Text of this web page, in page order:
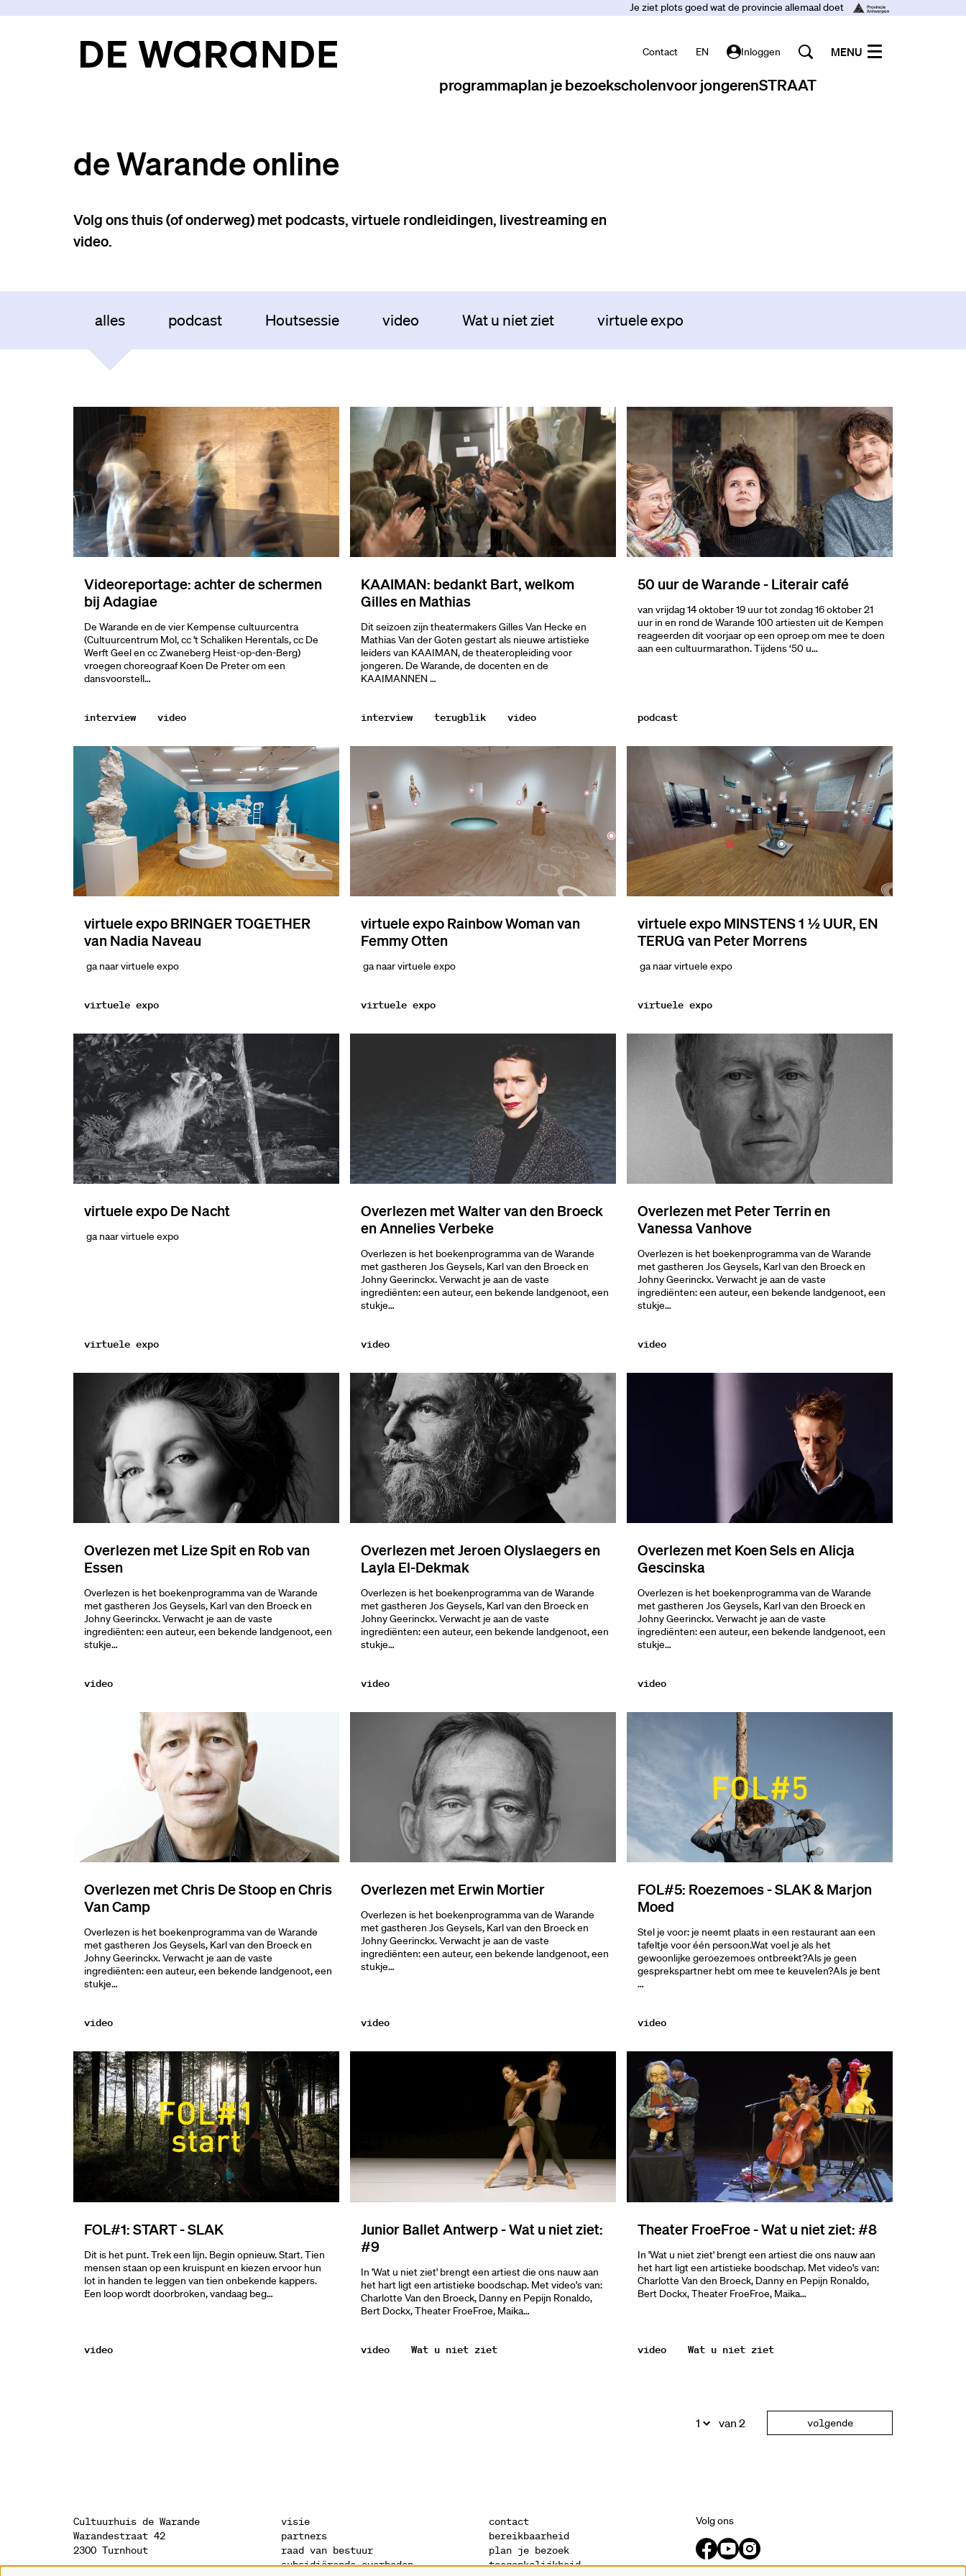
Je ziet plots goed wat de provincie allemaal doet
Contact EN Inloggen
programmaplan je bezoekscholenvoor jongerenSTRAAT
MENU
de Warande online
Volg ons thuis (of onderweg) met podcasts, virtuele rondleidingen, livestreaming en
video.
alles podcast Houtsessie video Wat u niet ziet virtuele expo
Videoreportage: achter de schermen
bij Adagiae
De Warande en de vier Kempense cultuurcentra
(Cultuurcentrum Mol, cc 't Schaliken Herentals, cc De
Werft Geel en cc Zwaneberg Heist-op-den-Berg)
vroegen choreograaf Koen De Preter om een
dansvoorstell…
interview video
KAAIMAN: bedankt Bart, welkom
Gilles en Mathias
Dit seizoen zijn theatermakers Gilles Van Hecke en
Mathias Van der Goten gestart als nieuwe artistieke
leiders van KAAIMAN, de theateropleiding voor
jongeren. De Warande, de docenten en de
KAAIMANNEN …
interview terugblik video
50 uur de Warande - Literair café
van vrijdag 14 oktober 19 uur tot zondag 16 oktober 21
uur in en rond de Warande 100 artiesten uit de Kempen
reageerden dit voorjaar op een oproep om mee te doen
aan een cultuurmarathon. Tijdens ‘50 u…
podcast
virtuele expo BRINGER TOGETHER
van Nadia Naveau
ga naar virtuele expo
virtuele expo
virtuele expo Rainbow Woman van
Femmy Otten
ga naar virtuele expo
virtuele expo
virtuele expo MINSTENS 1 ½ UUR, EN
TERUG van Peter Morrens
ga naar virtuele expo
virtuele expo
virtuele expo De Nacht
ga naar virtuele expo
virtuele expo
Overlezen met Walter van den Broeck
en Annelies Verbeke
Overlezen is het boekenprogramma van de Warande
met gastheren Jos Geysels, Karl van den Broeck en
Johny Geerinckx. Verwacht je aan de vaste
ingrediënten: een auteur, een bekende landgenoot, een
stukje…
video
Overlezen met Peter Terrin en
Vanessa Vanhove
Overlezen is het boekenprogramma van de Warande
met gastheren Jos Geysels, Karl van den Broeck en
Johny Geerinckx. Verwacht je aan de vaste
ingrediënten: een auteur, een bekende landgenoot, een
stukje…
video
Overlezen met Lize Spit en Rob van
Essen
Overlezen is het boekenprogramma van de Warande
met gastheren Jos Geysels, Karl van den Broeck en
Johny Geerinckx. Verwacht je aan de vaste
ingrediënten: een auteur, een bekende landgenoot, een
stukje…
video
Overlezen met Jeroen Olyslaegers en
Layla El-Dekmak
Overlezen is het boekenprogramma van de Warande
met gastheren Jos Geysels, Karl van den Broeck en
Johny Geerinckx. Verwacht je aan de vaste
ingrediënten: een auteur, een bekende landgenoot, een
stukje…
video
Overlezen met Koen Sels en Alicja
Gescinska
Overlezen is het boekenprogramma van de Warande
met gastheren Jos Geysels, Karl van den Broeck en
Johny Geerinckx. Verwacht je aan de vaste
ingrediënten: een auteur, een bekende landgenoot, een
stukje…
video
Overlezen met Chris De Stoop en Chris
Van Camp
Overlezen is het boekenprogramma van de Warande
met gastheren Jos Geysels, Karl van den Broeck en
Johny Geerinckx. Verwacht je aan de vaste
ingrediënten: een auteur, een bekende landgenoot, een
stukje…
video
Overlezen met Erwin Mortier
Overlezen is het boekenprogramma van de Warande
met gastheren Jos Geysels, Karl van den Broeck en
Johny Geerinckx. Verwacht je aan de vaste
ingrediënten: een auteur, een bekende landgenoot, een
stukje…
video
FOL#5: Roezemoes - SLAK & Marjon
Moed
Stel je voor: je neemt plaats in een restaurant aan een
tafeltje voor één persoon.Wat voel je als het
gewoonlijke geroezemoes ontbreekt?Als je geen
gesprekspartner hebt om mee te keuvelen?Als je bent
…
video
FOL#1: START - SLAK
Dit is het punt. Trek een lijn. Begin opnieuw. Start. Tien
mensen staan op een kruispunt en kiezen ervoor hun
lot in handen te leggen van tien onbekende kappers.
Een loop wordt doorbroken, vandaag beg…
video
Junior Ballet Antwerp - Wat u niet ziet:
#9
In 'Wat u niet ziet' brengt een artiest die ons nauw aan
het hart ligt een artistieke boodschap. Met video's van:
Charlotte Van den Broeck, Danny en Pepijn Ronaldo,
Bert Dockx, Theater FroeFroe, Maika…
video Wat u niet ziet
Theater FroeFroe - Wat u niet ziet: #8
In 'Wat u niet ziet' brengt een artiest die ons nauw aan
het hart ligt een artistieke boodschap. Met video's van:
Charlotte Van den Broeck, Danny en Pepijn Ronaldo,
Bert Dockx, Theater FroeFroe, Maika…
video Wat u niet ziet
van 2 volgende
Cultuurhuis de Warande
Warandestraat 42
2300 Turnhout
visie
partners
raad van bestuur
subsidiërende overheden
contact
bereikbaarheid
plan je bezoek
toegankelijkheid
Volg ons